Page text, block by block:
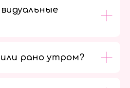
рано утром?